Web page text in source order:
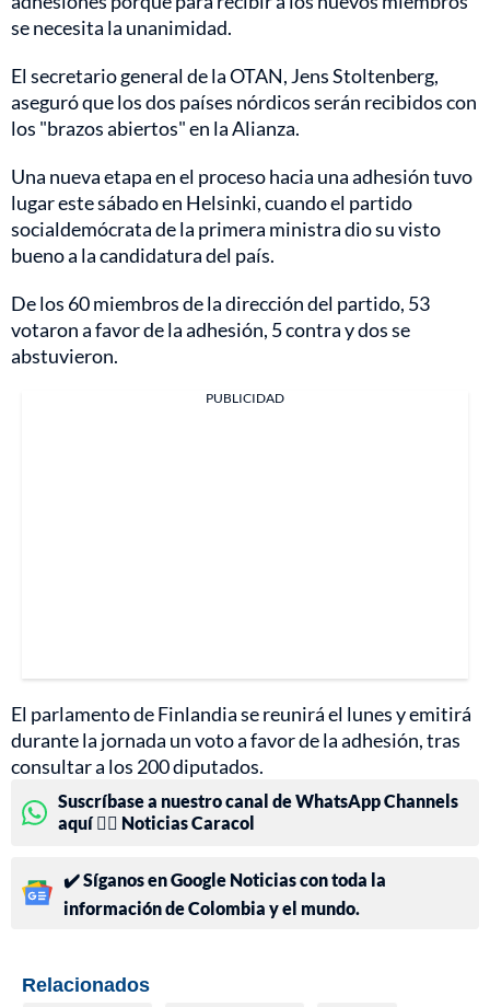
se necesita la unanimidad.
El secretario general de la OTAN, Jens Stoltenberg,
aseguró que los dos países nórdicos serán recibidos con
los "brazos abiertos" en la Alianza.
Una nueva etapa en el proceso hacia una adhesión tuvo
lugar este sábado en Helsinki, cuando el partido
socialdemócrata de la primera ministra dio su visto
bueno a la candidatura del país.
De los 60 miembros de la dirección del partido, 53
votaron a favor de la adhesión, 5 contra y dos se
abstuvieron.
PUBLICIDAD
El parlamento de Finlandia se reunirá el lunes y emitirá
durante la jornada un voto a favor de la adhesión, tras
consultar a los 200 diputados.
Suscríbase a nuestro canal de WhatsApp Channels
aquí 👉🏻 Noticias Caracol
✔️ Síganos en Google Noticias con toda la
información de Colombia y el mundo.
Relacionados